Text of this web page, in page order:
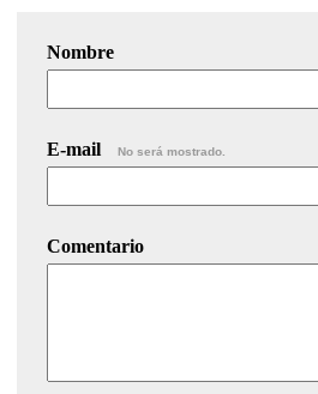
Nombre
E-mail No será mostrado.
Comentario